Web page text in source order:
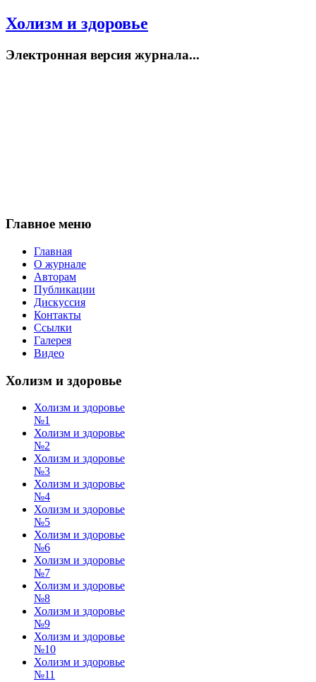
Холизм и здоровье
Электронная версия журнала...
Главное меню
Главная
О журнале
Авторам
Публикации
Дискуссия
Контакты
Ссылки
Галерея
Видео
Холизм и здоровье
Холизм и здоровье
№1
Холизм и здоровье
№2
Холизм и здоровье
№3
Холизм и здоровье
№4
Холизм и здоровье
№5
Холизм и здоровье
№6
Холизм и здоровье
№7
Холизм и здоровье
№8
Холизм и здоровье
№9
Холизм и здоровье
№10
Холизм и здоровье
№11